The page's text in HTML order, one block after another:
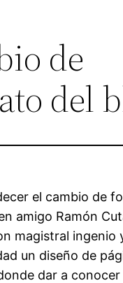
de
del
el cambio de
amigo Ramón
magistral ingenio
un diseño de
dar a conocer